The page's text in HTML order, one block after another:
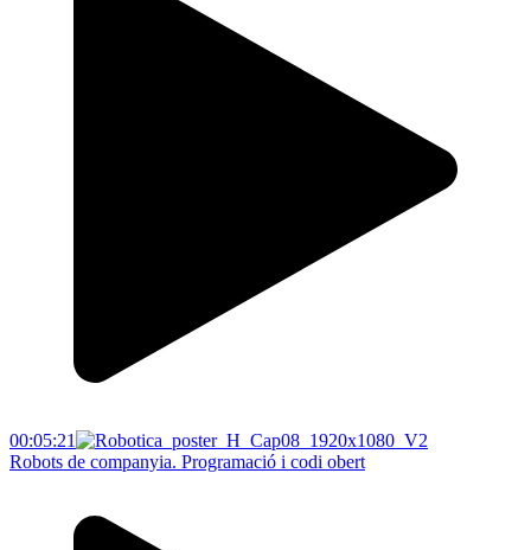
00:05:21
Robots de companyia. Programació i codi obert